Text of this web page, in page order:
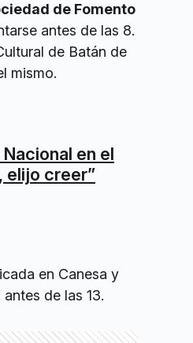
de Fomento
antes de las 8.
de Batán de
mismo.
en el
elijo creer”
en Canesa y
de las 13.